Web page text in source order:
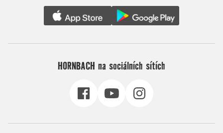
HORNBACH na sociálních sítích